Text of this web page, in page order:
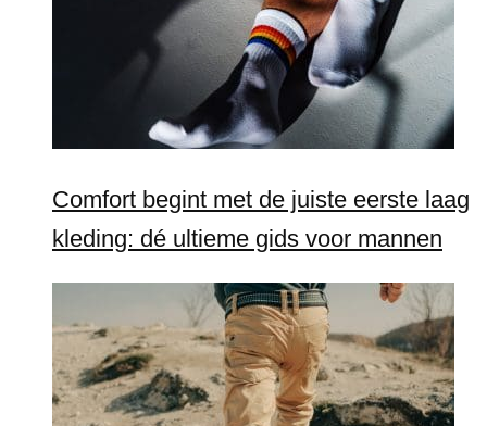
Comfort begint met de juiste eerste laag
kleding: dé ultieme gids voor mannen